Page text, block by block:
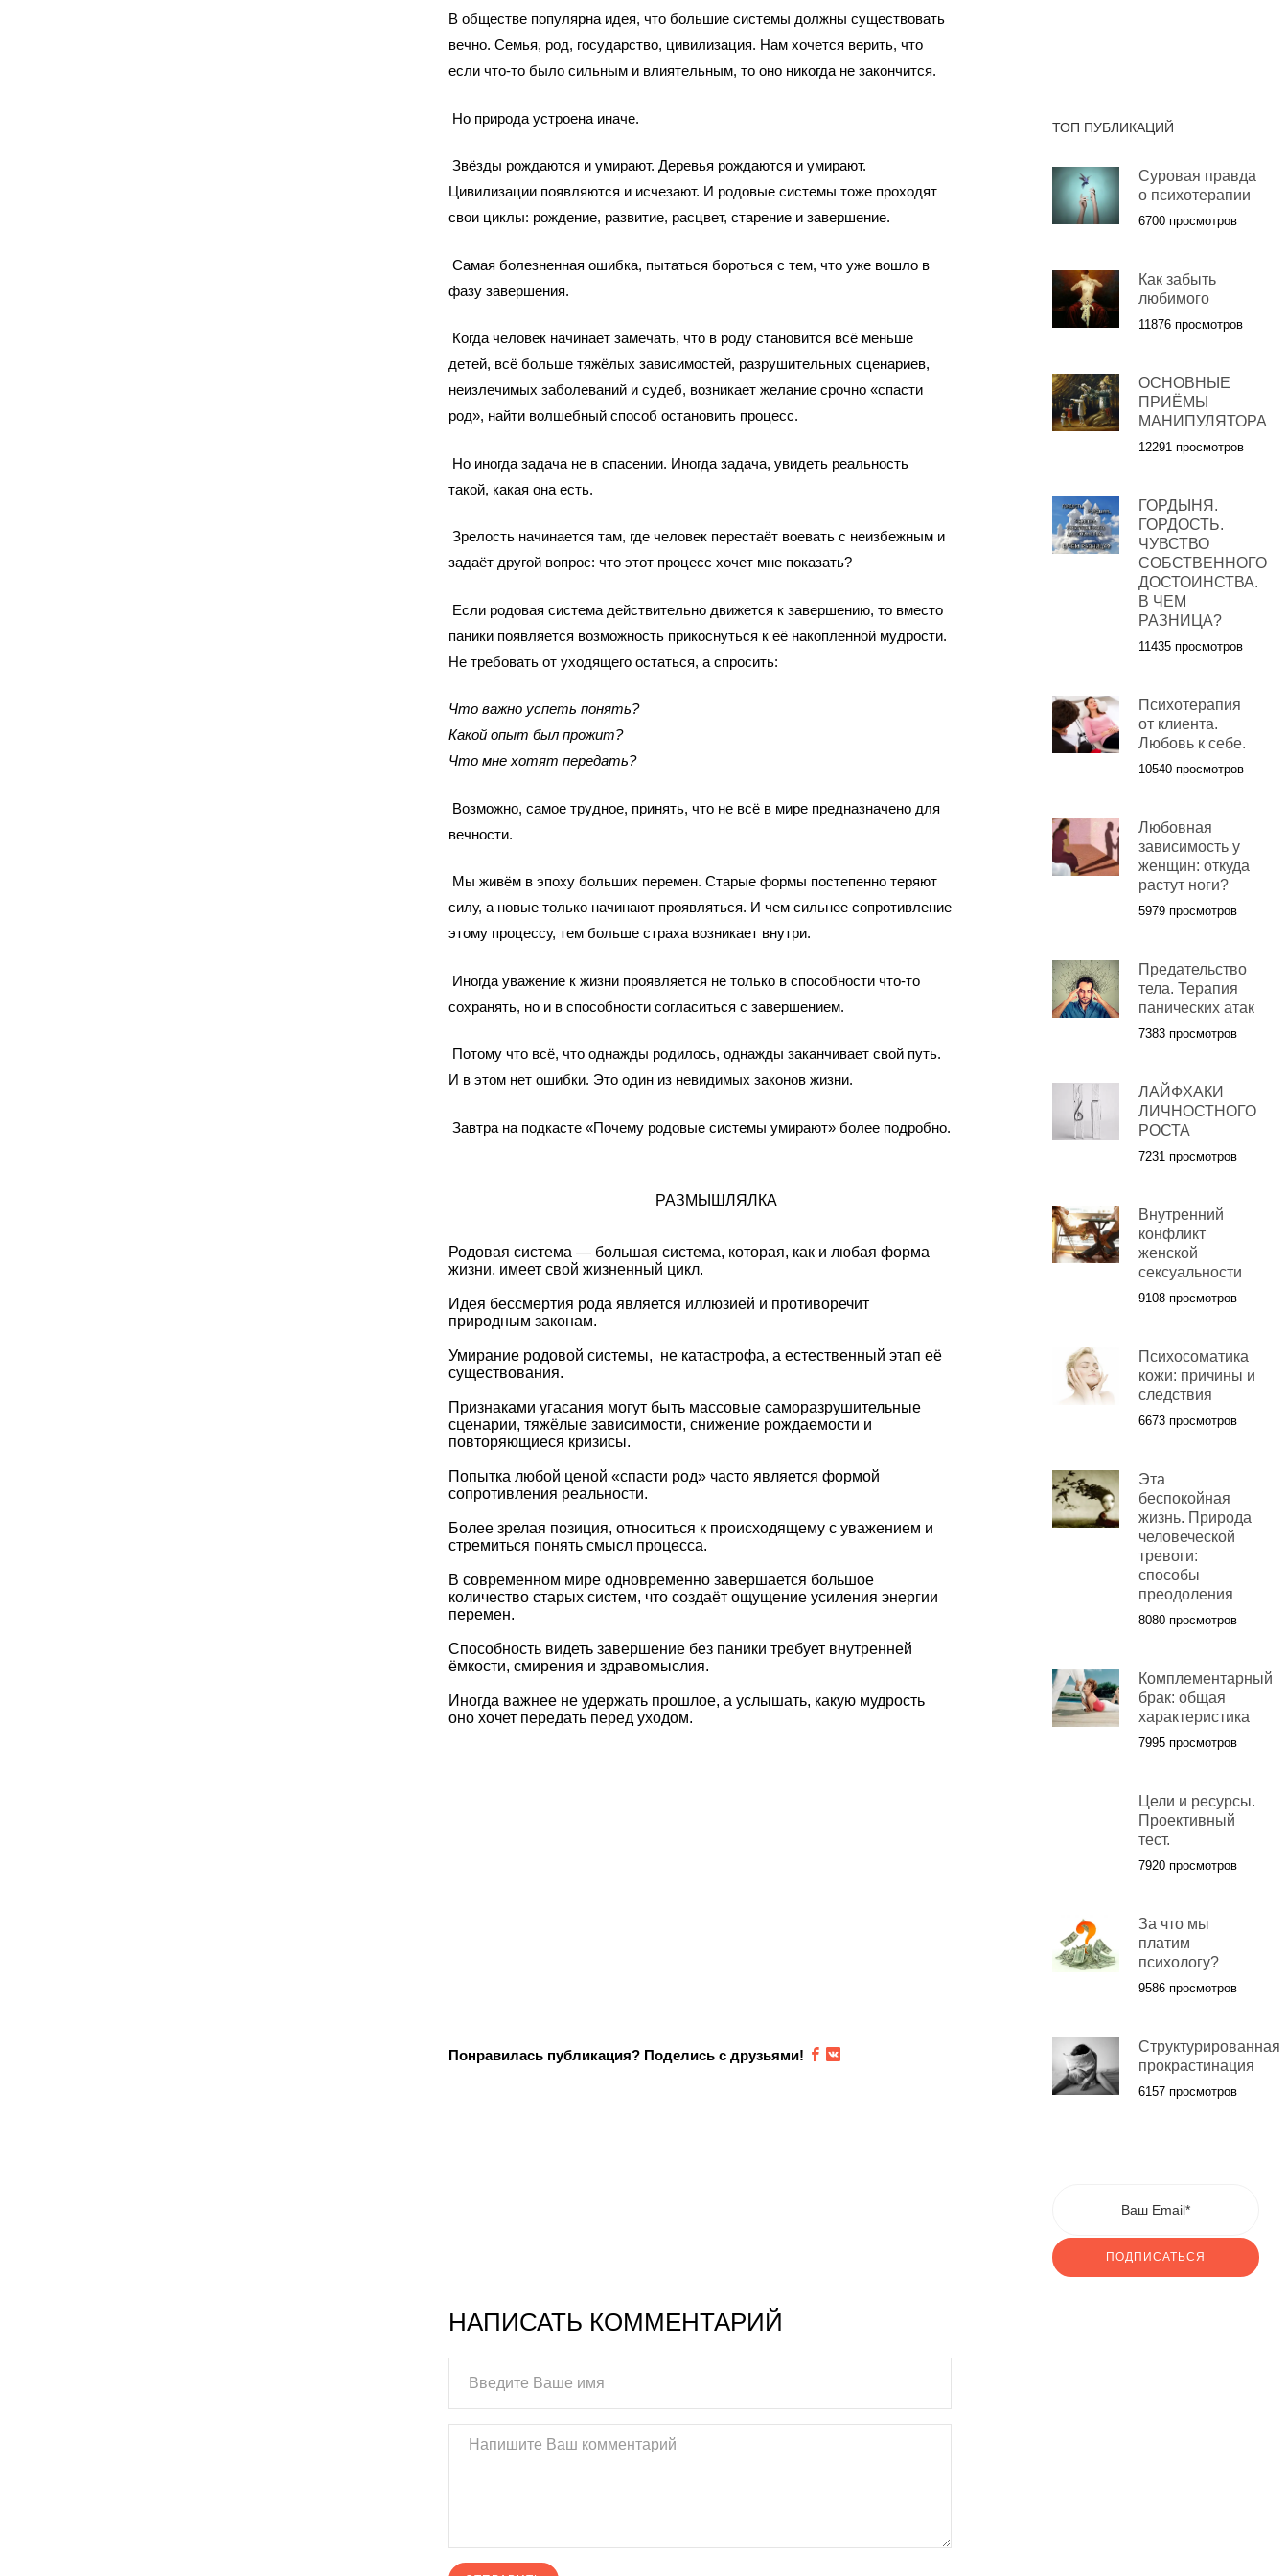
В обществе популярна идея, что большие системы должны существовать
вечно. Семья, род, государство, цивилизация. Нам хочется верить, что
если что-то было сильным и влиятельным, то оно никогда не закончится.
Но природа устроена иначе.
Звёзды рождаются и умирают. Деревья рождаются и умирают.
Цивилизации появляются и исчезают. И родовые системы тоже проходят
свои циклы: рождение, развитие, расцвет, старение и завершение.
Самая болезненная ошибка, пытаться бороться с тем, что уже вошло в
фазу завершения.
Когда человек начинает замечать, что в роду становится всё меньше
детей, всё больше тяжёлых зависимостей, разрушительных сценариев,
неизлечимых заболеваний и судеб, возникает желание срочно «спасти
род», найти волшебный способ остановить процесс.
Но иногда задача не в спасении. Иногда задача, увидеть реальность
такой, какая она есть.
Зрелость начинается там, где человек перестаёт воевать с неизбежным и
задаёт другой вопрос: что этот процесс хочет мне показать?
Если родовая система действительно движется к завершению, то вместо
паники появляется возможность прикоснуться к её накопленной мудрости.
Не требовать от уходящего остаться, а спросить:
Что важно успеть понять?
Какой опыт был прожит?
Что мне хотят передать?
Возможно, самое трудное, принять, что не всё в мире предназначено для
вечности.
Мы живём в эпоху больших перемен. Старые формы постепенно теряют
силу, а новые только начинают проявляться. И чем сильнее сопротивление
этому процессу, тем больше страха возникает внутри.
Иногда уважение к жизни проявляется не только в способности что-то
сохранять, но и в способности согласиться с завершением.
Потому что всё, что однажды родилось, однажды заканчивает свой путь.
И в этом нет ошибки. Это один из невидимых законов жизни.
Завтра на подкасте «Почему родовые системы умирают» более подробно.
РАЗМЫШЛЯЛКА
Родовая система — большая система, которая, как и любая форма
жизни, имеет свой жизненный цикл.
Идея бессмертия рода является иллюзией и противоречит
природным законам.
Умирание родовой системы, не катастрофа, а естественный этап её
существования.
Признаками угасания могут быть массовые саморазрушительные
сценарии, тяжёлые зависимости, снижение рождаемости и
повторяющиеся кризисы.
Попытка любой ценой «спасти род» часто является формой
сопротивления реальности.
Более зрелая позиция, относиться к происходящему с уважением и
стремиться понять смысл процесса.
В современном мире одновременно завершается большое
количество старых систем, что создаёт ощущение усиления энергии
перемен.
Способность видеть завершение без паники требует внутренней
ёмкости, смирения и здравомыслия.
Иногда важнее не удержать прошлое, а услышать, какую мудрость
оно хочет передать перед уходом.
Понравилась публикация? Поделись с друзьями!
НАПИСАТЬ КОММЕНТАРИЙ
ТОП ПУБЛИКАЦИЙ
Суровая правда
о психотерапии
6700 просмотров
Как забыть
любимого
11876 просмотров
ОСНОВНЫЕ
ПРИЁМЫ
МАНИПУЛЯТОРА
12291 просмотров
ГОРДЫНЯ.
ГОРДОСТЬ.
ЧУВСТВО
СОБСТВЕННОГО
ДОСТОИНСТВА.
В ЧЕМ
РАЗНИЦА?
11435 просмотров
Психотерапия
от клиента.
Любовь к себе.
10540 просмотров
Любовная
зависимость у
женщин: откуда
растут ноги?
5979 просмотров
Предательство
тела. Терапия
панических атак
7383 просмотров
ЛАЙФХАКИ
ЛИЧНОСТНОГО
РОСТА
7231 просмотров
Внутренний
конфликт
женской
сексуальности
9108 просмотров
Психосоматика
кожи: причины и
следствия
6673 просмотров
Эта
беспокойная
жизнь. Природа
человеческой
тревоги:
способы
преодоления
8080 просмотров
Комплементарный
брак: общая
характеристика
7995 просмотров
Цели и ресурсы.
Проективный
тест.
7920 просмотров
За что мы
платим
психологу?
9586 просмотров
Cтруктурированная
прокрастинация
6157 просмотров
ПОДПИСАТЬСЯ